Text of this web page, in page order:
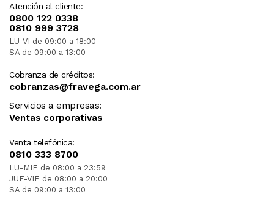
Atención al cliente:
0800 122 0338
0810 999 3728
LU-VI de 09:00 a 18:00
SA de 09:00 a 13:00
Cobranza de créditos:
cobranzas@fravega.com.ar
Servicios a empresas:
Ventas corporativas
Venta telefónica:
0810 333 8700
LU-MIE de 08:00 a 23:59
JUE-VIE de 08:00 a 20:00
SA de 09:00 a 13:00